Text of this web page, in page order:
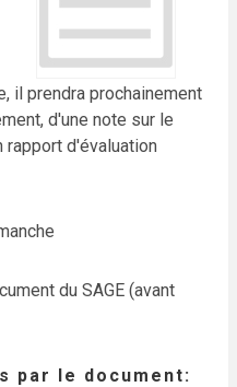
il prendra prochainement
d'une note sur le
d'évaluation
du SAGE (avant
par le document